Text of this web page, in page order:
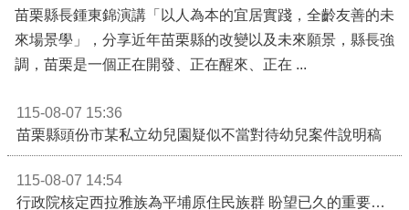
苗栗縣長鍾東錦演講「以人為本的宜居實踐，全齡友善的未
來場景學」，分享近年苗栗縣的改變以及未來願景，縣長強
調，苗栗是一個正在開發、正在醒來、正在 ...
115-08-07 15:36
苗栗縣頭份市某私立幼兒園疑似不當對待幼兒案件說明稿
115-08-07 14:54
行政院核定西拉雅族為平埔原住民族群 盼望已久的重要時刻到來！8月13日起受理民族成員名冊登記